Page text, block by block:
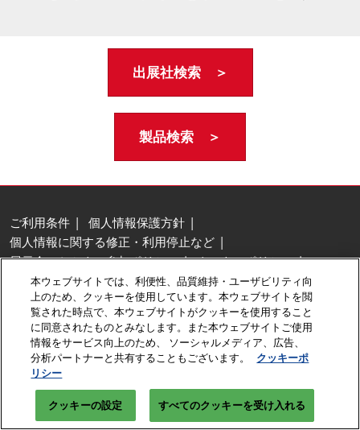
出展社検索 ＞
製品検索 ＞
ご利用条件
個人情報保護方針
個人情報に関する修正・利用停止など
展示会・セミナー参加ポリシー
クッキーポリシー
クッキーの設定
Copyright © RX Japan GK
本ウェブサイトでは、利便性、品質維持・ユーザビリティ向
上のため、クッキーを使用しています。本ウェブサイトを閲
覧された時点で、本ウェブサイトがクッキーを使用すること
に同意されたものとみなします。また本ウェブサイトご使用
情報をサービス向上のため、 ソーシャルメディア、広告、
分析パートナーと共有することもございます。
クッキーポ
リシー
クッキーの設定 すべてのクッキーを受け入れる